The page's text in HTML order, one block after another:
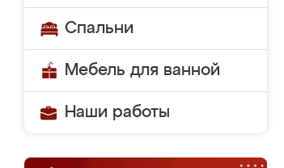
Спальни
Мебель для ванной
Наши работы